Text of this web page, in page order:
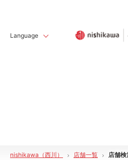
Language
nishikawa（西川） 店舗一覧 店舗